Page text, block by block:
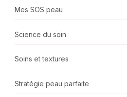
Mes SOS peau
Science du soin
Soins et textures
Stratégie peau parfaite